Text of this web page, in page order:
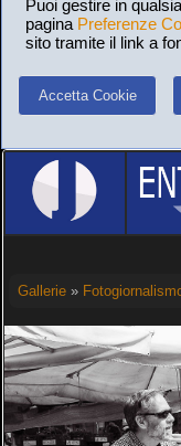
Puoi gestire in
pagina Preferenze
sito tramite il link a
Accetta Cookie
Gallerie»